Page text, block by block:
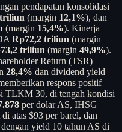
pendapatan konsolidasi
(margin 12,1%), dan
(margin 15,4%). Kinerja
Rp72,2 triliun (margin
triliun (margin 49,9%).
Return (TSR)
28,4% dan dividend yield
respons positif
TLKM 30, di tengah kondisi
per dolar AS, IHSG
atas $93 per barel, dan
dengan yield 10 tahun AS di